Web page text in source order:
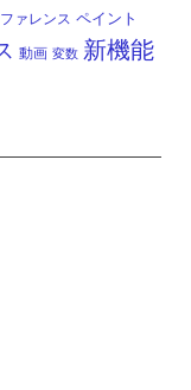
ァレンス ペイント
動画 変数 新機能